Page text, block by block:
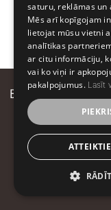
saturu, reklāmas
Mēs arī kopīgojam
lietojat mūsu vietni
analītikas
ar citu informāciju,
vai ko viņi ir
pakalpojumus. Lasīt